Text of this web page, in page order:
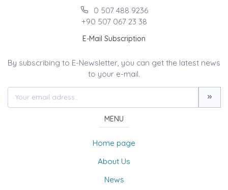
0 507 488 9236
+90 507 067 23 38
E-Mail Subscription
By subscribing to E-Newsletter, you can get the latest news
to your e-mail.
MENU
Home page
About Us
News